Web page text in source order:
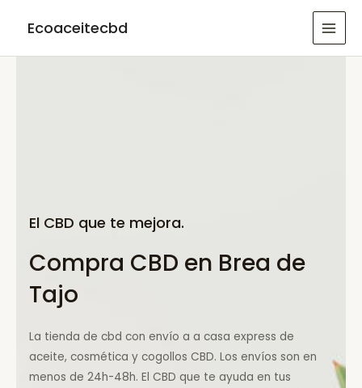
Ecoaceitecbd
El CBD que te mejora.
Compra CBD en Brea de
Tajo
La tienda de cbd con envío a a casa express de
aceite, cosmética y cogollos CBD. Los envíos son en
menos de 24h-48h. El CBD que te ayuda en tus